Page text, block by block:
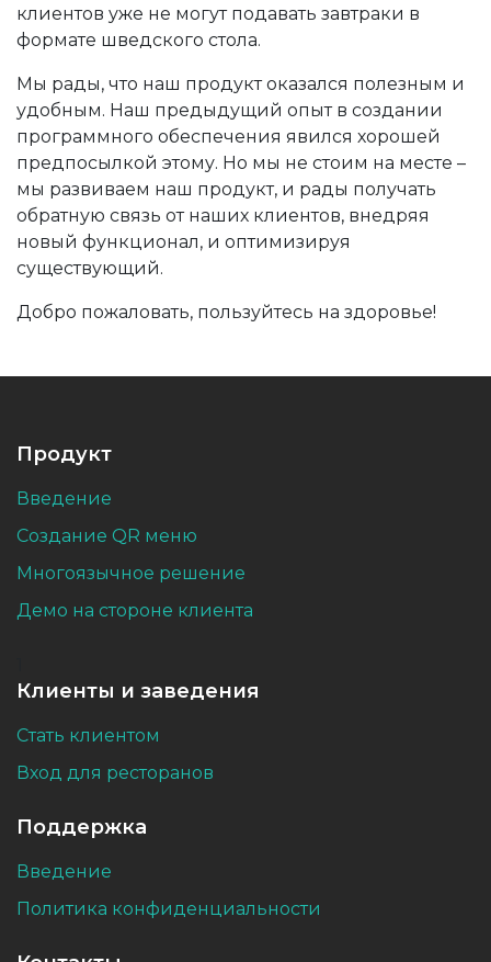
клиентов уже не могут подавать завтраки в
формате шведского стола.
Мы рады, что наш продукт оказался полезным и
удобным. Наш предыдущий опыт в создании
программного обеспечения явился хорошей
предпосылкой этому. Но мы не стоим на месте –
мы развиваем наш продукт, и рады получать
обратную связь от наших клиентов, внедряя
новый функционал, и оптимизируя
существующий.
Добро пожаловать, пользуйтесь на здоровье!
Продукт
Введение
Создание QR меню
Многоязычное решение
Демо на стороне клиента
Клиенты и заведения
Стать клиентом
Вход для ресторанов
Поддержка
Введение
Политика конфиденциальности